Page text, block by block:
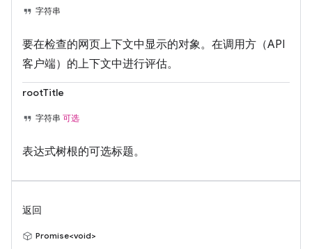
字符串
要在检查的网页上下文中显示的对象。在调用方（API
客户端）的上下文中进行评估。
rootTitle
字符串 可选
表达式树根的可选标题。
返回
Promise<void>